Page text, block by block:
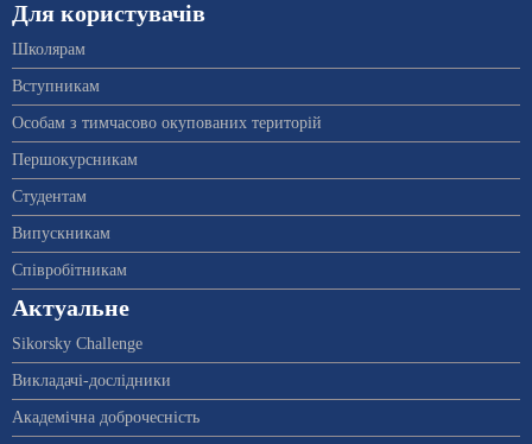
Для користувачів
Школярам
Вступникам
Особам з тимчасово окупованих територій
Першокурсникам
Студентам
Випускникам
Співробітникам
Актуальне
Sikorsky Challenge
Викладачі-дослідники
Академічна доброчесність